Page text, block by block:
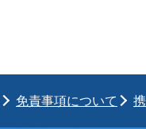
免責事項について